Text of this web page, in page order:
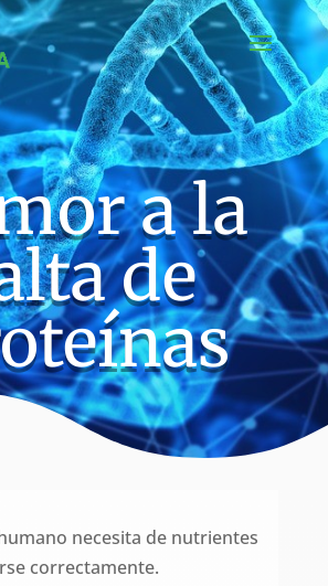
a la
de
necesita de nutrientes
correctamente.